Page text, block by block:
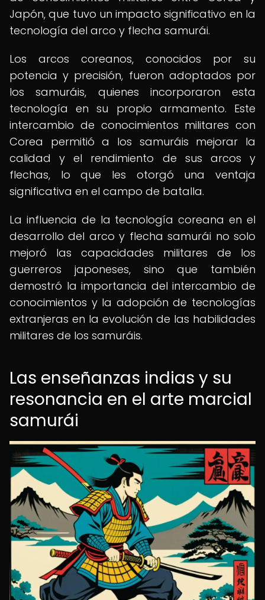
Japón, que tuvo un impacto significativo en la
tecnología del arco y flecha samurái.
Los arcos coreanos, conocidos por su
potencia y precisión, fueron adoptados por
los samuráis, quienes incorporaron esta
tecnología en su propio armamento. Este
intercambio de conocimientos militares con
Corea permitió a los samuráis mejorar la
calidad y el rendimiento de sus arcos y
flechas, lo que les otorgó una ventaja
significativa en el campo de batalla.
La influencia de la tecnología coreana en el
desarrollo del arco y flecha samurái no solo
mejoró las capacidades militares de los
guerreros japoneses, sino que también
demostró la importancia del intercambio de
conocimientos y la adopción de tecnologías
extranjeras en la evolución de las habilidades
militares de los samuráis.
Las enseñanzas indias y su
resonancia en el arte marcial
samurái